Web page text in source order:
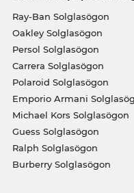
Ray-Ban Solglasögon
Oakley Solglasögon
Persol Solglasögon
Carrera Solglasögon
Polaroid Solglasögon
Emporio Armani
Michael Kors Solglasögon
Guess Solglasögon
Ralph Solglasögon
Burberry Solglasögon